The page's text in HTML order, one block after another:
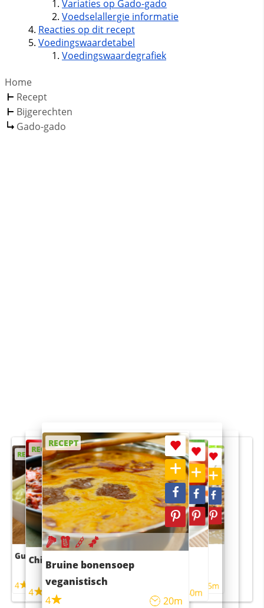
Variaties op Gado-gado
Voedselallergie informatie
Reacties op dit recept
Voedingswaardetabel
Voedingswaardegrafiek
Home
Recept
Bijgerechten
Gado-gado
RECEPT
Guacamole
4
RECEPT
Chili con carne
4
RECEPT
Bruine bonensoep
veganistisch
4
20m
RECEPT
Sushi rijstsalade
maaltijdsalade
40m
RECEPT
4 55m